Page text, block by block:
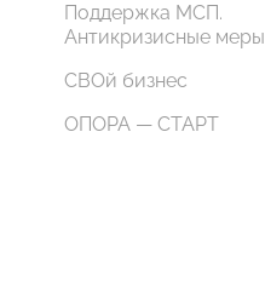
Поддержка МСП.
Антикризисные меры
СВОй бизнес
ОПОРА — СТАРТ